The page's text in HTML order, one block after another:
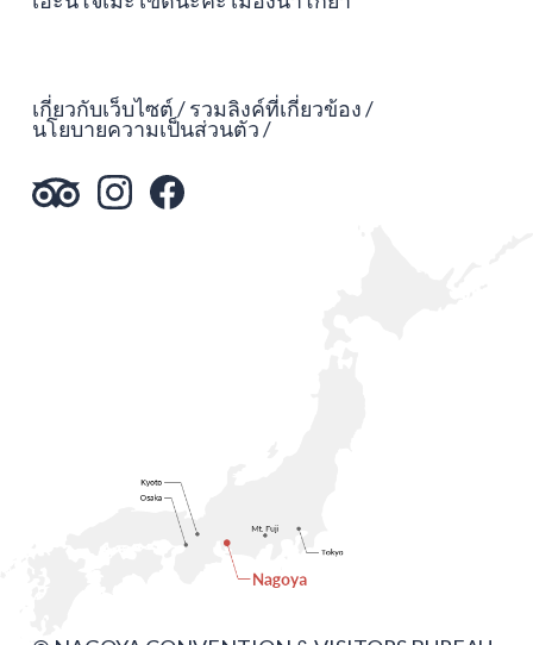
เกี่ยวกับเว็บไซต์ รวมลิงค์ที่เกี่ยวข้อง
นโยบายความเป็นส่วนตัว